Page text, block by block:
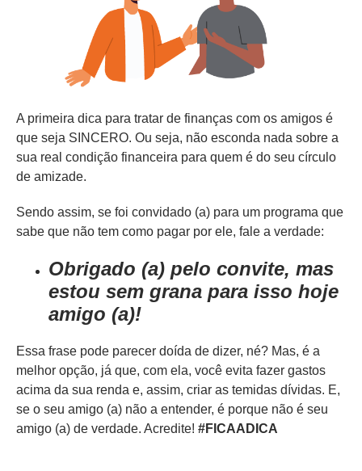
A primeira dica para tratar de finanças com os amigos é
que seja SINCERO. Ou seja, não esconda nada sobre a
sua real condição financeira para quem é do seu círculo
de amizade.
Sendo assim, se foi convidado (a) para um programa que
sabe que não tem como pagar por ele, fale a verdade:
Obrigado (a) pelo convite, mas
estou sem grana para isso hoje
amigo (a)!
Essa frase pode parecer doída de dizer, né? Mas, é a
melhor opção, já que, com ela, você evita fazer gastos
acima da sua renda e, assim, criar as temidas dívidas. E,
se o seu amigo (a) não a entender, é porque não é seu
amigo (a) de verdade. Acredite! #FICAADICA